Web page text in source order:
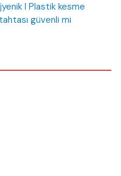
I Plastik kesme
güvenli mi